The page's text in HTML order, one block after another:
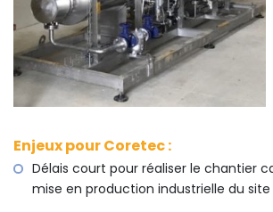
Enjeux pour Coretec :
Délais court pour réaliser le chantier
mise en production industrielle du site